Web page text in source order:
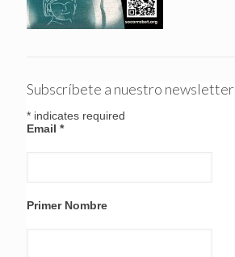
Subscríbete a nuestro newsletter
* indicates required
Email *
Primer Nombre